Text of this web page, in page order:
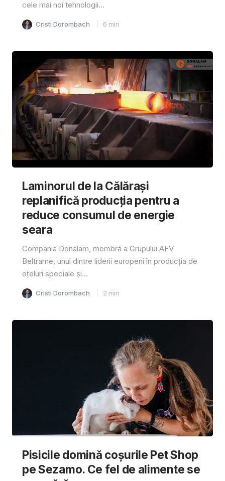
cele mai noi tehnologii...
Cristi Dorombach 6 min
Laminorul de la Călărași
replanifică producția pentru a
reduce consumul de energie
seara
Compania Donalam, membră a Grupului AFV
Beltrame, unul dintre liderii europeni în producția de
oțeluri speciale și...
Cristi Dorombach 2 min
Pisicile domină coșurile Pet Shop
pe Sezamo. Ce fel de alimente se